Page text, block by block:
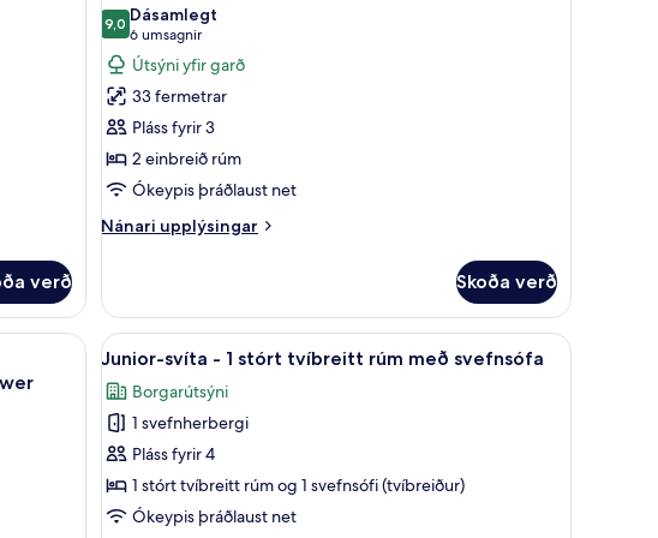
með
svefnsófa
svalir
(Eiffel
Tower
View)
verð
fyrir
Classic-
herbergi
-
2
einbreið
rúm
-
útsýni
yfir
garð
9,09,0 af 10
Dásamlegt
6 umsagnir
(6
umsagnir)
Útsýni yfir garð
33 fermetrar
Pláss fyrir 3
2 einbreið rúm
Ókeypis þráðlaust net
Nánari upplýsingar
Nánari
herbergi
2
rúm
svalir
-
útsýni
yfir
garð
Skoða verð
öryggishólf í herbergi, skrifborð, hljóðeinangrun
Skoða
allar
myndir
fyrir
Junior-
svíta
-
Junior-svíta - 1 stórt tvíbreitt rúm með
8
Junior-svíta - 1 stórt tvíbreitt rúm með svefnsófa
Borgarútsýni
1 svefnherbergi
Pláss fyrir 4
1 stórt tvíbreitt rúm og 1 svefnsófi (tvíbreiður)
Ókeypis þráðlaust net